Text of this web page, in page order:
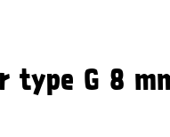
type G 8